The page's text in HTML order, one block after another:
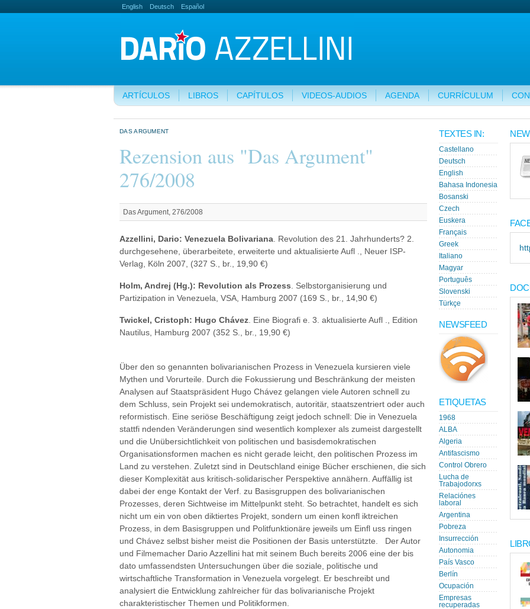
English Deutsch Español
ARTÍCULOS LIBROS CAPÍTULOS VIDEOS-AUDIOS AGENDA CURRÍCULUM
DAS ARGUMENT
Rezension aus "Das Argument"
276/2008
Das Argument, 276/2008
Azzellini, Dario: Venezuela Bolivariana. Revolution des 21. Jahrhunderts? 2.
durchgesehene, überarbeitete, erweiterte und aktualisierte Aufl ., Neuer ISP-
Verlag, Köln 2007, (327 S., br., 19,90 €)
Holm, Andrej (Hg.): Revolution als Prozess. Selbstorganisierung und
Partizipation in Venezuela, VSA, Hamburg 2007 (169 S., br., 14,90 €)
Twickel, Cristoph: Hugo Chávez. Eine Biografi e. 3. aktualisierte Aufl ., Edition
Nautilus, Hamburg 2007 (352 S., br., 19,90 €)
Über den so genannten bolivarianischen Prozess in Venezuela kursieren viele
Mythen und Vorurteile. Durch die Fokussierung und Beschränkung der meisten
Analysen auf Staatspräsident Hugo Chávez gelangen viele Autoren schnell zu
dem Schluss, sein Projekt sei undemokratisch, autoritär, staatszentriert oder auch
reformistisch. Eine seriöse Beschäftigung zeigt jedoch schnell: Die in Venezuela
stattfi ndenden Veränderungen sind wesentlich komplexer als zumeist dargestellt
und die Unübersichtlichkeit von politischen und basisdemokratischen
Organisationsformen machen es nicht gerade leicht, den politischen Prozess im
Land zu verstehen. Zuletzt sind in Deutschland einige Bücher erschienen, die sich
dieser Komplexität aus kritisch-solidarischer Perspektive annähern. Auffällig ist
dabei der enge Kontakt der Verf. zu Basisgruppen des bolivarianischen
Prozesses, deren Sichtweise im Mittelpunkt steht. So betrachtet, handelt es sich
nicht um ein von oben diktiertes Projekt, sondern um einen konfl iktreichen
Prozess, in dem Basisgruppen und Politfunktionäre jeweils um Einfl uss ringen
und Chávez selbst bisher meist die Positionen der Basis unterstützte. Der Autor
und Filmemacher Dario Azzellini hat mit seinem Buch bereits 2006 eine der bis
dato umfassendsten Untersuchungen über die soziale, politische und
wirtschaftliche Transformation in Venezuela vorgelegt. Er beschreibt und
analysiert die Entwicklung zahlreicher für das bolivarianische Projekt
charakteristischer Themen und Politikformen.
TEXTES IN:
Castellano
Deutsch
English
Bahasa Indonesia
Bosanski
Czech
Euskera
Français
Greek
Italiano
Magyar
Português
Slovenski
Türkçe
NEWSFEED
ETIQUETAS
1968
ALBA
Algeria
Antifascismo
Control Obrero
Lucha de
Trabajodorxs
Relaciónes
laboral
Argentina
Pobreza
Insurrección
Autonomia
País Vasco
Berlín
Ocupación
Empresas
recuperadas